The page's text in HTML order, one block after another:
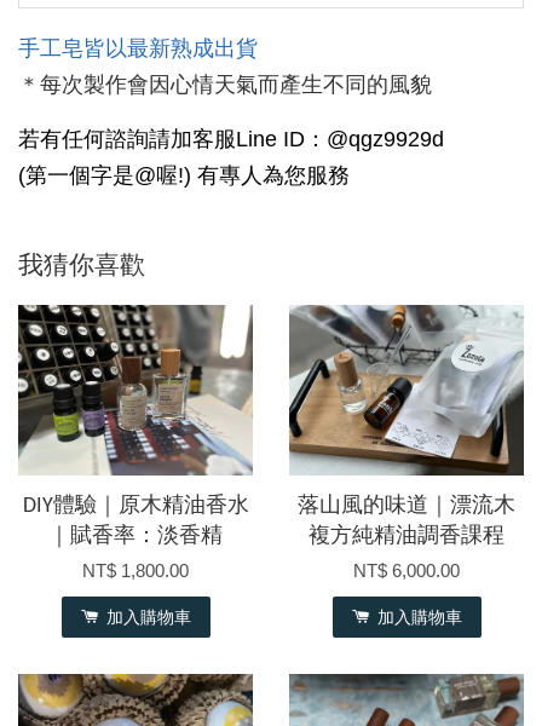
手工皂皆以最新熟成出貨
＊每次製作會因心情天氣而產生不同的風貌
若有任何諮詢請加客服Line ID：@qgz9929d
(第一個字是@喔!) 有專人為您服務
我猜你喜歡
DIY體驗｜原木精油香水
｜賦香率：淡香精
NT$ 1,800.00
加入購物車
落山風的味道｜漂流木
複方純精油調香課程
NT$ 6,000.00
加入購物車